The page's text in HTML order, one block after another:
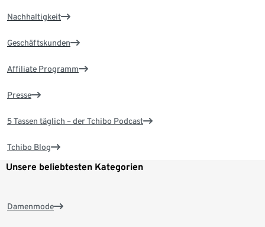
Nachhaltigkeit
Geschäftskunden
Affiliate Programm
Presse
5 Tassen täglich – der Tchibo Podcast
Tchibo Blog
Unsere beliebtesten Kategorien
Damenmode